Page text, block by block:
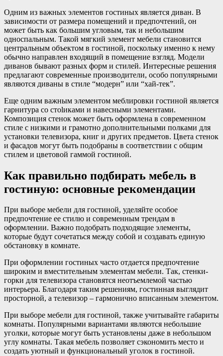
Одним из важных элементов гостиных является диван. В
зависимости от размера помещений и предпочтений, он
может быть как большим угловым, так и небольшим
односпальным. Такой мягкий элемент мебели становится
центральным объектом в гостиной, поскольку именно к нему
обычно направлен входящий в помещение взгляд. Модели
диванов бывают разных форм и стилей. Интересные решения
предлагают современные производители, особо популярными
являются диваны в стиле “модерн” или “хай-тек”.
Еще одним важным элементом меблировки гостиной является
гарнитура со стolиками и навесными элементами.
Композиция стенок может быть оформлена в современном
стиле с низкими и грамотно дополнительными полками для
установки телевизора, книг и других предметов. Цвета стенок
и фасадов могут быть подобраны в соответствии с общим
стилем и цветовой гаммой гостиной.
Как правильно подбирать мебель в
гостиную: основные рекомендации
При выборе мебели для гостиной, уделяйте особое
предпочтение ее стилю и современным трендам в
оформлении. Важно подобрать подходящие элементы,
которые будут сочетаться между собой и создавать единую
обстановку в комнате.
При оформлении гостиных часто отдается предпочтение
широким и вместительным элементам мебели. Так, стенки-
горки для телевизора становятся неотъемлемой частью
интерьера. Благодаря таким решениям, гостинная выглядит
просторной, а телевизор – гармонично вписанным элементом.
При выборе мебели для гостиной, также учитывайте габариты
комнаты. Популярными вариантами являются небольшие
уголки, которые могут быть установлены даже в небольшом
углу комнаты. Такая мебель позволяет сэкономить место и
создать уютный и функциональный уголок в гостиной.